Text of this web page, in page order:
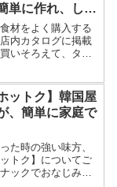
単に作れ、しか
ックリ!
材をよく購入する
内カタログに掲載
いそろえて、タイ
しいです。タイへ
料理屋さんにもよ
でこれだけのもの
した。
ットク】韓国屋
、簡単に家庭で
た時の強い味方、
トク】についてご
ックでおなじみの